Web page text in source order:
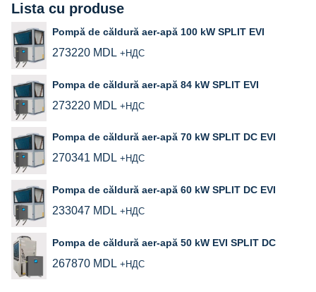
Lista cu produse
Pompă de căldură aer-apă 100 kW SPLIT EVI
273220 MDL +НДС
Pompa de căldură aer-apă 84 kW SPLIT EVI
273220 MDL +НДС
Pompa de căldură aer-apă 70 kW SPLIT DC EVI
270341 MDL +НДС
Pompa de căldură aer‑apă 60 kW SPLIT DC EVI
233047 MDL +НДС
Pompa de căldură aer‑apă 50 kW EVI SPLIT DC
267870 MDL +НДС